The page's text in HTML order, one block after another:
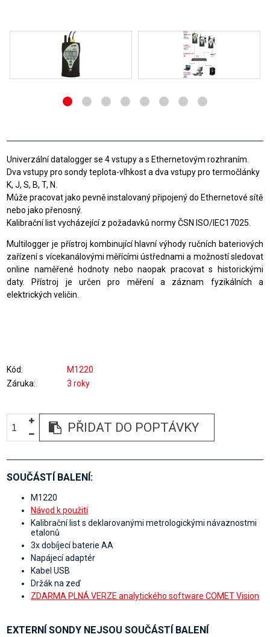
Univerzální datalogger se 4 vstupy a s Ethernetovým rozhraním.
Dva vstupy pro sondy teplota-vlhkost a dva vstupy pro termočlánky
K, J, S, B, T, N.
Může pracovat jako pevně instalovaný připojený do Ethernetové sítě
nebo jako přenosný.
Kalibrační list vycházející z požadavků normy ČSN ISO/IEC17025.
Multilogger je přístroj kombinující hlavní výhody ručních bateriových
zařízení s vícekanálovými měřícími ústřednami a možností sledovat
online naměřené hodnoty nebo naopak pracovat s historickými
daty. Přístroj je určen pro měření a záznam fyzikálních a
elektrických veličin.
Kód
M1220
Záruka
3 roky
PŘIDAT DO POPTÁVKY
SOUČÁSTÍ BALENÍ:
M1220
Návod k použití
Kalibrační list s deklarovanými metrologickými návaznostmi
etalonů
3x dobíjecí baterie AA
Napájecí adaptér
Kabel USB
Držák na zeď
ZDARMA PLNÁ VERZE analytického software COMET Vision
EXTERNÍ SONDY NEJSOU SOUČÁSTÍ BALENÍ